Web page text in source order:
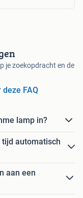
je zoekopdracht en de
FAQ
lamp in?
tijd automatisch
aan een